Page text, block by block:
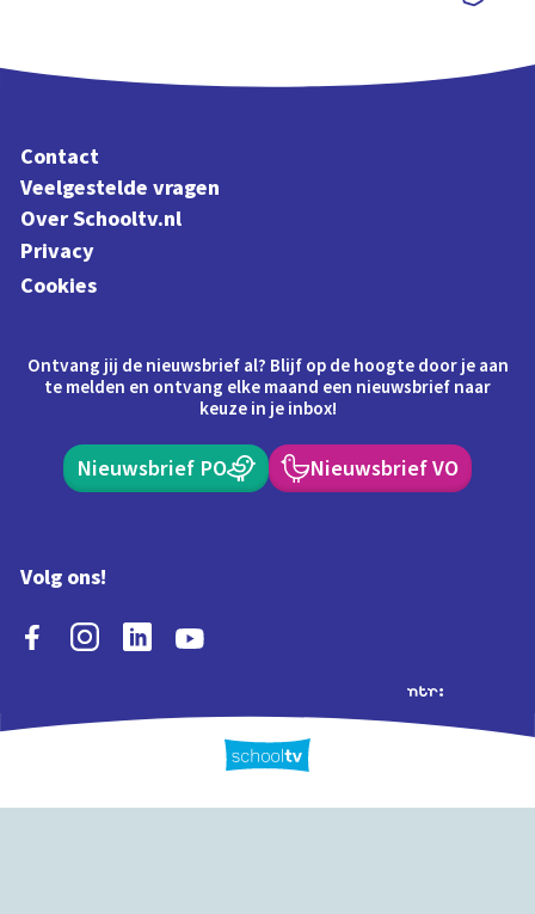
Contact
Veelgestelde vragen
Over Schooltv.nl
Privacy
Cookies
Ontvang jij de nieuwsbrief al? Blijf op de hoogte door je aan
te melden en ontvang elke maand een nieuwsbrief naar
keuze in je inbox!
Nieuwsbrief PO Nieuwsbrief VO
Volg ons!